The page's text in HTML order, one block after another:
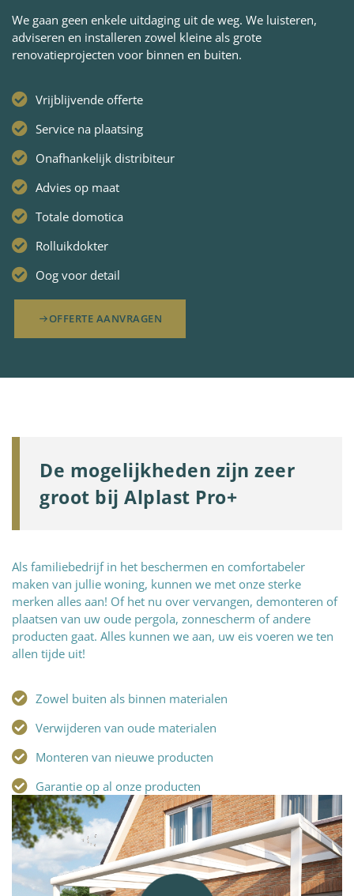
We gaan geen enkele uitdaging uit de weg. We luisteren,
adviseren en installeren zowel kleine als grote
renovatieprojecten voor binnen en buiten.
Vrijblijvende offerte
Service na plaatsing
Onafhankelijk distribiteur
Advies op maat
Totale domotica
Rolluikdokter
Oog voor detail
OFFERTE AANVRAGEN
De mogelijkheden zijn zeer
groot bij Alplast Pro+
Als familiebedrijf in het beschermen en comfortabeler
maken van jullie woning, kunnen we met onze sterke
merken alles aan! Of het nu over vervangen, demonteren of
plaatsen van uw oude pergola, zonnescherm of andere
producten gaat. Alles kunnen we aan, uw eis voeren we ten
allen tijde uit!
Zowel buiten als binnen materialen
Verwijderen van oude materialen
Monteren van nieuwe producten
Garantie op al onze producten